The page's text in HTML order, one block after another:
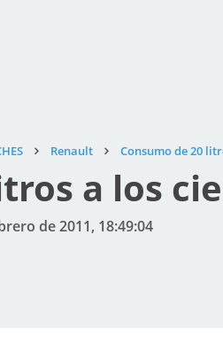
Renault Consumo de 20
a los
de 2011, 18:49:04